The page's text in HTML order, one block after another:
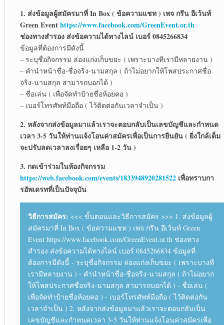
1. ส่งข้อมูลผู้สมัครมาที่ In Box ( ข้อความแชท ) เพจ กรีน อีเว้นท์
Green Eventhttps://www.facebook.com/GreenEvent.or.th
ช่องทางสำรอง ส่งข้อความได้ทางไลน์ เบอร์ 0845266834
ข้อมูลที่ต้องการมีดังนี้
– ระบุชื่อกิจกรรม ล่องแก่งเก็บขยะ ( เพราะบางทีเรามีหลายงาน )
– คำนำหน้าชื่อ-ชื่อจริง-นามสกุล ( ถ้าไม่อยากให้โพสประกาศชื่อ
จริง-นามสกุล สามารถบอกได้ )
– ชื่อเล่น ( เพื่อจัดทำป้ายชื่อห้อยคอ )
– เบอร์โทรศัพท์มือถือ ( ไว้ติดต่อกันเวลาจำเป็น )
2. หลังจากส่งข้อมูลมาแล้วเราจะตอบกลับเป็นเลขบัญชีและกำหนด
เวลา 3-5 วันให้ท่านแจ้งโอนค่าสมัครเพื่อเป็นการยืนยัน ( ยิ่งใกล้เต็ม
จะปรับลดเวลาลงเรื่อยๆ เหลือ 1-2 วัน )
3. กดเข้าร่วมในห้องกิจกรรม
https://web.facebook.com/events/1833948920281522เพื่อทราบกา
รอัพเดรทที่เป็นปัจจุบัน
วิธีการสมัคร: <<< ขั้นตอนและวิธีการสมัคร >>> 1. ส่งข้อมูลผู้
สมัครมาที่ In Box ( ข้อความแชท ) เพจ กรีน อีเว้นท์ Green
Event https://www.facebook.com/GreenEvent.or.th ช่องทาง
สำรอง ส่งข้อความได้ทางไลน์ เบอร์ 0845266834 ข้อมูลที่
ต้องการมีดังนี้ - ระบุชื่อกิจกรรม ล่องแก่งเก็บขยะ ( เพราะบางที
เรามีหลายงาน ) - คำนำหน้าชื่อ-ชื่อจริง-นามสกุล ( ถ้าไม่อยาก
ให้โพสประกาศชื่อจริง-นามสกุล สามารถบอกได้ ) - ชื่อเล่น (
เพื่อจัดทำป้ายชื่อห้อยคอ ) - เบอร์โทรศัพท์มือถือ ( ไว้ติดต่อกัน
เวลาจำเป็น ) 2. หลังจากส่งข้อมูลมาแล้วเราจะตอบกลับเป็น
เลขบัญชีและกำหนดเวลา 3-5 วันให้ท่านแจ้งโอนค่าสมัครเพื่อ